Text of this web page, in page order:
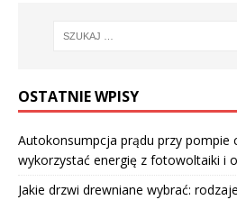
OSTATNIE WPISY
Autokonsumpcja prądu przy pompie
wykorzystać energię z fotowoltaiki i
Jakie drzwi drewniane wybrać: